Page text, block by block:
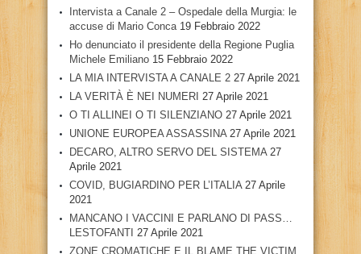
Intervista a Canale 2 – Ospedale della Murgia: le
accuse di Mario Conca 19 Febbraio 2022
Ho denunciato il presidente della Regione Puglia
Michele Emiliano 15 Febbraio 2022
LA MIA INTERVISTA A CANALE 2 27 Aprile 2021
LA VERITÀ È NEI NUMERI 27 Aprile 2021
O TI ALLINEI O TI SILENZIANO 27 Aprile 2021
UNIONE EUROPEA ASSASSINA 27 Aprile 2021
DECARO, ALTRO SERVO DEL SISTEMA 27
Aprile 2021
COVID, BUGIARDINO PER L’ITALIA 27 Aprile
2021
MANCANO I VACCINI E PARLANO DI PASS…
LESTOFANTI 27 Aprile 2021
ZONE CROMATICHE E IL BLAME THE VICTIM